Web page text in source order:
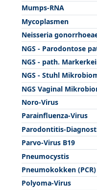
Mumps-RNA
Mycoplasmen
Neisseria
NGS - Parodontose
NGS - path.
NGS - Stuhl
NGS Vaginal
Noro-Virus
Parainfluenza-Virus
Parodontitis-
Parvo-Virus B19
Pneumocystis
Pneumokokken (PCR)
Polyoma-Virus